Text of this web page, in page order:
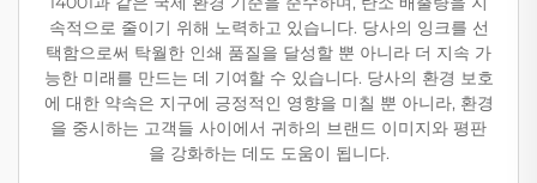
속적으로 줄이기 위해 노력하고 있습니다. 당사의 잉크를 선
택함으로써 탁월한 인쇄 품질을 달성할 뿐 아니라 더 지속 가
능한 미래를 만드는 데 기여할 수 있습니다. 당사의 환경 보호
에 대한 약속은 지구에 긍정적인 영향을 미칠 뿐 아니라, 환경
을 중시하는 고객들 사이에서 귀하의 브랜드 이미지와 평판
을 강화하는 데도 도움이 됩니다.